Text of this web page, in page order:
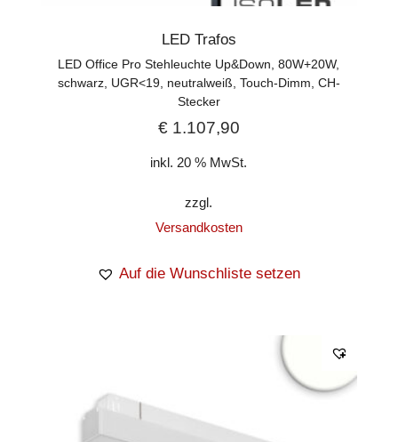
LED Trafos
LED Office Pro Stehleuchte Up&Down, 80W+20W,
schwarz, UGR<19, neutralweiß, Touch-Dimm, CH-
Stecker
€1.107,90
inkl. 20 % MwSt.
zzgl.
Versandkosten
Auf die Wunschliste setzen